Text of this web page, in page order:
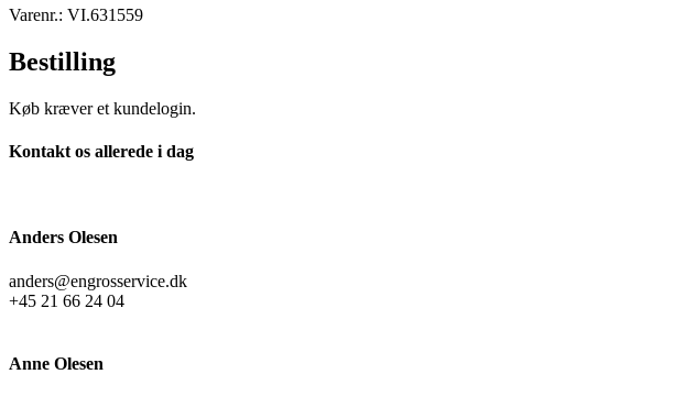
Varenr.: VI.631559
Bestilling
Køb kræver et kundelogin.
Kontakt os allerede i dag
Anders Olesen
anders@engrosservice.dk
+45 21 66 24 04
Anne Olesen